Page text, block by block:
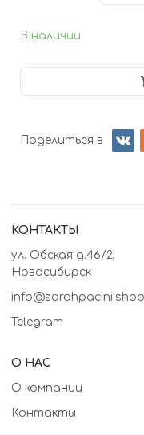
В наличии
Поделиться в
КОНТАКТЫ
ул. Обская д.46/2,
Новосибирск
info@sarahpacini.shop
Telegram
О НАС
О компании
Контакты